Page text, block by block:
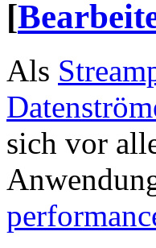
[
Als
sich vor